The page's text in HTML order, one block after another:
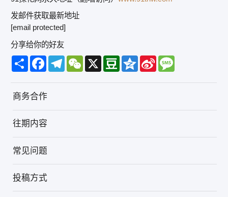
发邮件获取最新地址
[email protected]
分享给你的好友
Share FacebookTelegramWeChat
X DoubanQzoneSina
Weibo
Message
商务合作
往期内容
常见问题
投稿方式